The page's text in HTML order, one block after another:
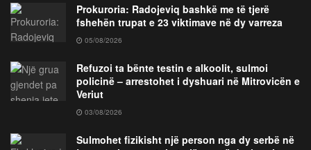
Prokuroria: Radojeviq bashkë me të tjerë
fshehën trupat e 23 viktimave në dy varreza
05/08/2026
Refuzoi ta bënte testin e alkoolit, sulmoi
policinë – arrestohet i dyshuari në Mitrovicën e
Veriut
03/08/2026
Sulmohet fizikisht një person nga dy serbë në